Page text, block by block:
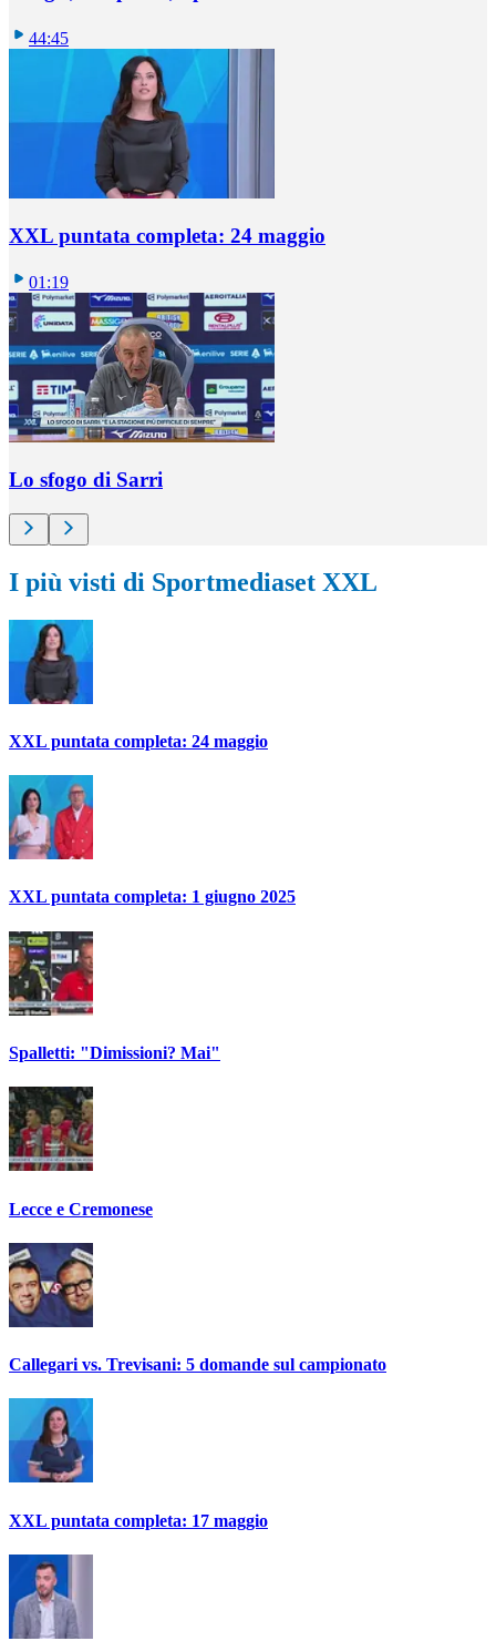
44:45
XXL puntata completa: 24 maggio
01:19
Lo sfogo di Sarri
I più visti di Sportmediaset XXL
XXL puntata completa: 24 maggio
XXL puntata completa: 1 giugno 2025
Spalletti: "Dimissioni? Mai"
Lecce e Cremonese
Callegari vs. Trevisani: 5 domande sul campionato
XXL puntata completa: 17 maggio